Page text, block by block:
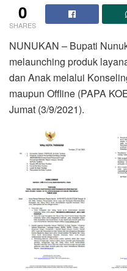
0
SHARES
NUNUKAN – Bupati
melaunching produk
dan Anak melalui
maupun Offline (PAPA
Jumat (3/9/2021).